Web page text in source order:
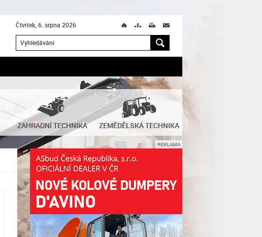
Čtvrtek, 6. srpna 2026 Ú M T M
H
ZAHRADNÍ TECHNIKA ZEMĚDĚLSKÁ TECHNIKA
REKLAMA